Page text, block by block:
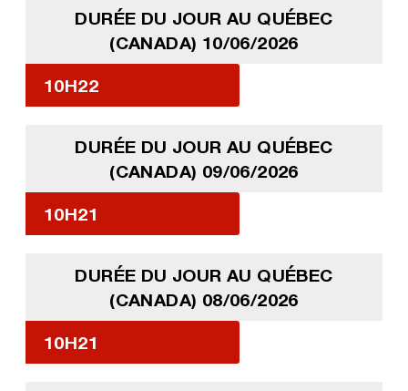
DURÉE DU JOUR AU QUÉBEC
(CANADA) 10/06/2026
10H22
DURÉE DU JOUR AU QUÉBEC
(CANADA) 09/06/2026
10H21
DURÉE DU JOUR AU QUÉBEC
(CANADA) 08/06/2026
10H21